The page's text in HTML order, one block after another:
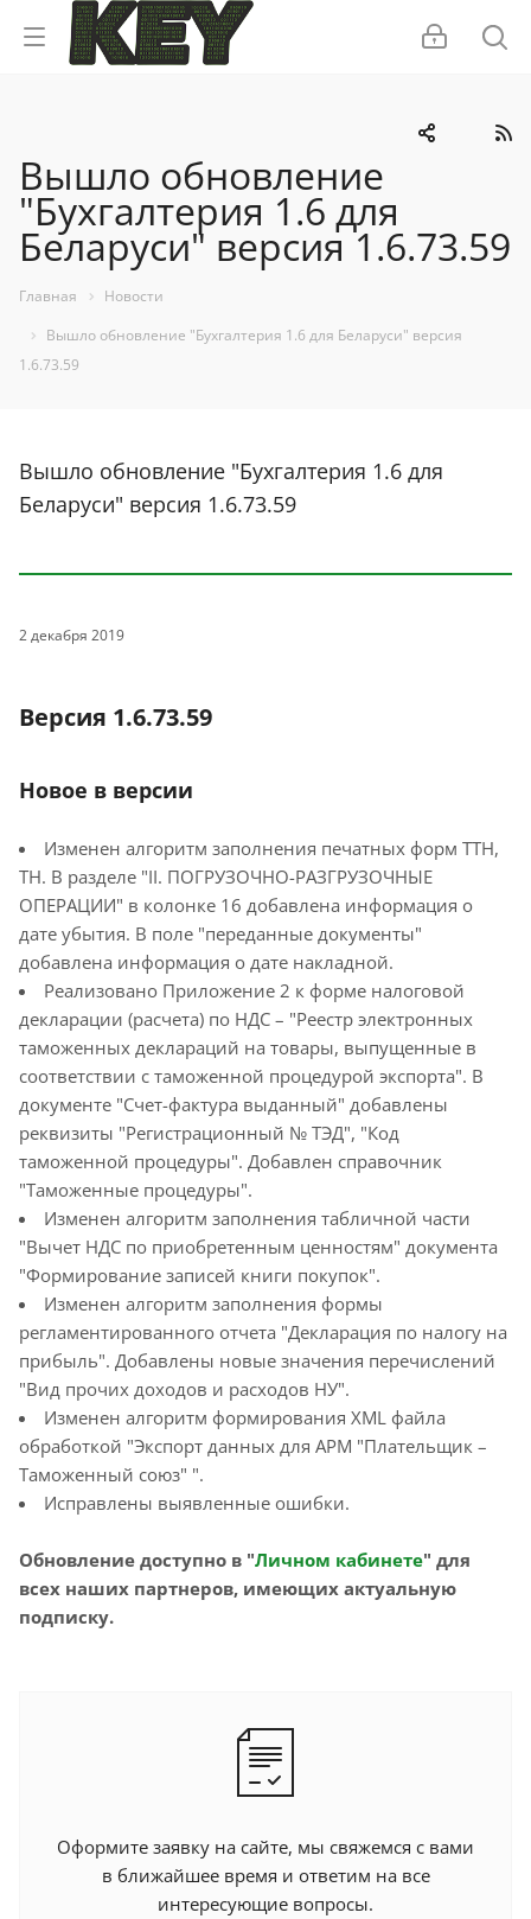
Вышло обновление
"Бухгалтерия 1.6 для
Беларуси" версия 1.6.73.59
Главная
Новости
Вышло обновление "Бухгалтерия 1.6 для Беларуси" версия
1.6.73.59
Вышло обновление "Бухгалтерия 1.6 для
Беларуси" версия 1.6.73.59
2 декабря 2019
Версия 1.6.73.59
Новое в версии
Изменен алгоритм заполнения печатных форм ТТН,
ТН. В разделе "II. ПОГРУЗОЧНО-РАЗГРУЗОЧНЫЕ
ОПЕРАЦИИ" в колонке 16 добавлена информация о
дате убытия. В поле "переданные документы"
добавлена информация о дате накладной.
Реализовано Приложение 2 к форме налоговой
декларации (расчета) по НДС – "Реестр электронных
таможенных деклараций на товары, выпущенные в
соответствии с таможенной процедурой экспорта". В
документе "Счет-фактура выданный" добавлены
реквизиты "Регистрационный № ТЭД", "Код
таможенной процедуры". Добавлен справочник
"Таможенные процедуры".
Изменен алгоритм заполнения табличной части
"Вычет НДС по приобретенным ценностям" документа
"Формирование записей книги покупок".
Изменен алгоритм заполнения формы
регламентированного отчета "Декларация по налогу на
прибыль". Добавлены новые значения перечислений
"Вид прочих доходов и расходов НУ".
Изменен алгоритм формирования XML файла
обработкой "Экспорт данных для АРМ "Плательщик –
Таможенный союз" ".
Исправлены выявленные ошибки.
Обновление доступно в "Личном кабинете" для
всех наших партнеров, имеющих актуальную
подписку.
Оформите заявку на сайте, мы свяжемся с вами
в ближайшее время и ответим на все
интересующие вопросы.